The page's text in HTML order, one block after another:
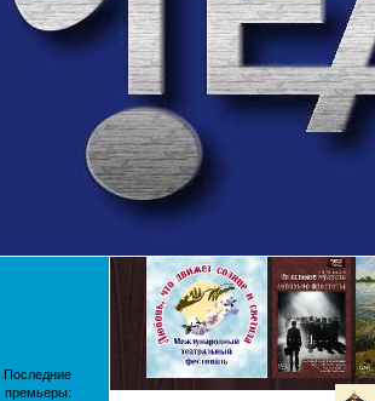
Последние
премьеры: